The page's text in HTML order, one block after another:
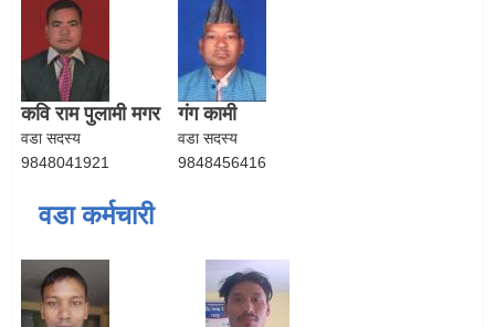
कवि राम पुलामी मगर
वडा सदस्य
9848041921
गंग कामी
वडा सदस्य
9848456416
वडा कर्मचारी